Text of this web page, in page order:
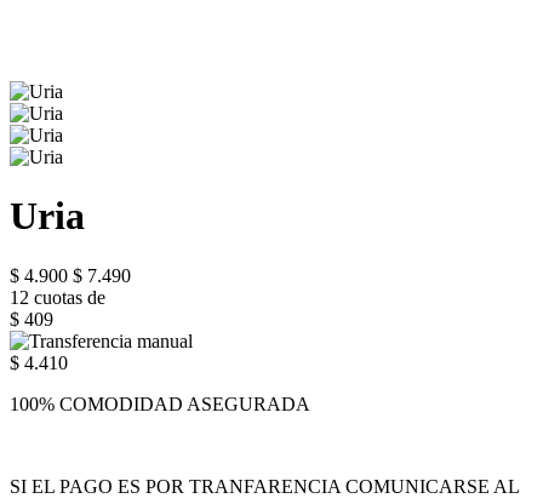
Uria
$ 4.900 $ 7.490
12 cuotas de
$ 409
$ 4.410
100% COMODIDAD ASEGURADA
SI EL PAGO ES POR TRANFARENCIA COMUNICARSE AL